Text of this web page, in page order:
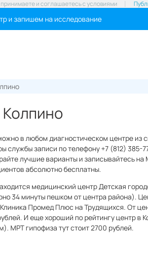
и соглашаетесь с условиями
и запишем на исследование
в любом диагностическом центре из
службы записи по телефону +7 (812) 385-
лучшие варианты и записывайтесь
абсолютно бесплатны.
медицинский центр Детская
34 минуты пешком от центра района).
Промед Плюс на Трудящихся. От
И еще хороший по рейтингу центр в
МРТ гипофиза тут стоит 2700 рублей.